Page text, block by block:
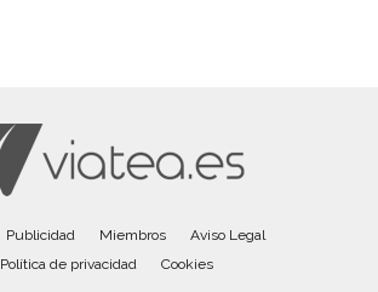
Publicidad Miembros
Aviso Legal
Política de privacidad
Cookies